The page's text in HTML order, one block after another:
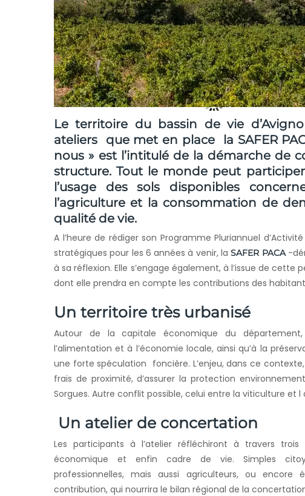
Le territoire du bassin de vie
ateliers que met en place la SAFER
nous » est l’intitulé de la démarche de
structure. Tout le monde peut
l’usage des sols disponibles
l’agriculture et la consommation de
qualité de vie.
A l’heure de rédiger son Programme Pluriannuel
stratégiques pour les 6 années à venir, laSAFER PACA-
à sa réflexion. Elle s’engage également, à l’issue de
dont elle prendra en compte les contributions des
Un territoire très urbanisé
Autour de la capitale économique du
l’alimentation et à l’économie locale, ainsi qu’à la
une forte spéculation foncière. L’enjeu, dans ce
frais de proximité, d’assurer la protection
Sorgues. Autre conflit possible, celui entre la viticulture et
Un atelier de concertation
Les participants à l’atelier réfléchiront à travers
économique et enfin cadre de vie. Simples
professionnelles, mais aussi agriculteurs, ou
contribution, qui nourrira le bilan régional de la